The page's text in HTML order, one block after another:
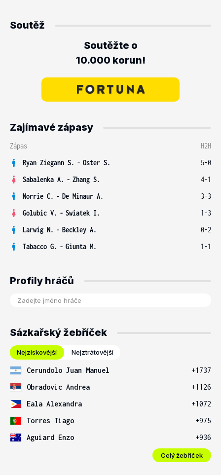
Soutěž
Soutěžte o
10.000 korun!
Zajímavé zápasy
Zápas
H2H
Ryan Ziegann S. - Oster S.
5-0
Sabalenka A. - Zhang S.
4-1
Norrie C. - De Minaur A.
3-3
Golubic V. - Swiatek I.
1-3
Larwig N. - Beckley A.
0-2
Tabacco G. - Giunta M. 1-1
Profily hráčů
Sázkařský žebříček
Nejziskovější Nejztrátovější
Cerundolo Juan Manuel
+1737
Obradovic Andrea
+1126
Eala Alexandra
+1072
Torres Tiago
+975
Aguiard Enzo
+936
Celý žebříček